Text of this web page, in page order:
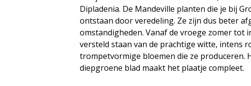
Dipladenia. De Mandeville planten die je bij
ontstaan door veredeling. Ze zijn dus beter
omstandigheden. Vanaf de vroege zomer tot
versteld staan van de prachtige witte, intens
trompetvormige bloemen die ze produceren.
diepgroene blad maakt het plaatje compleet.